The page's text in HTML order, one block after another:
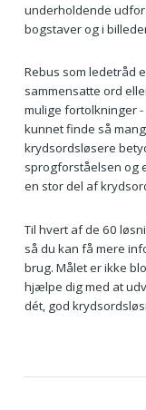
underholdende
bogstaver og i
Rebus som ledetråd
sammensatte ord
mulige fortolkninger
kunnet finde så
krydsordsløsere
sprogforståelsen og
en stor del af
Til hvert af de 60
så du kan få mere
brug. Målet er ikke
hjælpe dig med at
dét, god